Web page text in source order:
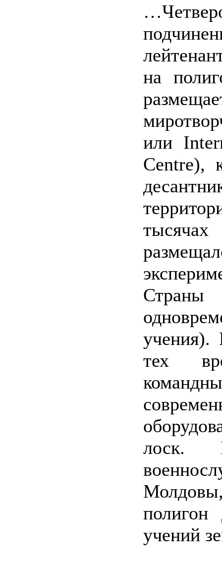
на
или
Centre),
учения).
тех
лоск.
полигон
учений